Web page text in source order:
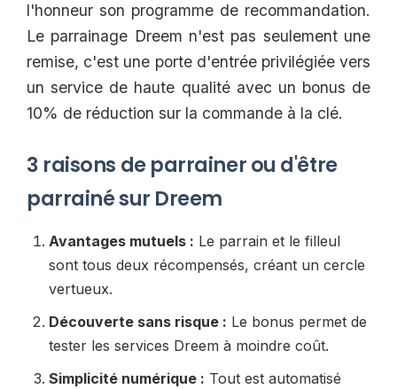
l'honneur son programme de recommandation.
Le parrainage Dreem n'est pas seulement une
remise, c'est une porte d'entrée privilégiée vers
un service de haute qualité avec un bonus de
10% de réduction sur la commande à la clé.
3 raisons de parrainer ou d'être
parrainé sur Dreem
Avantages mutuels : Le parrain et le filleul
sont tous deux récompensés, créant un cercle
vertueux.
Découverte sans risque : Le bonus permet de
tester les services Dreem à moindre coût.
Simplicité numérique : Tout est automatisé